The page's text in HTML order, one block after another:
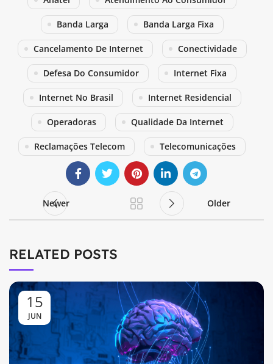
Banda Larga Banda Larga Fixa
Cancelamento De Internet Conectividade
Defesa Do Consumidor Internet Fixa
Internet No Brasil Internet Residencial
Operadoras Qualidade Da Internet
Reclamações Telecom Telecomunicações
Newer Older
RELATED POSTS
15
JUN